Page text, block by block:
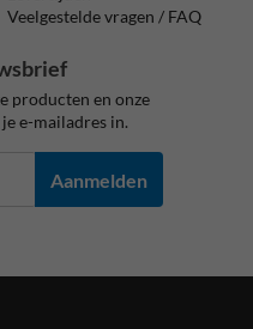
Veelgestelde vragen / FAQ
producten en onze
e-mailadres in.
Aanmelden